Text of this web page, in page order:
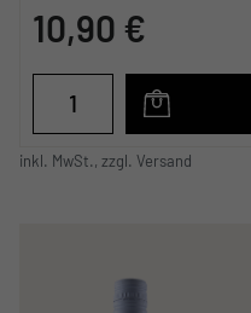
10,90 €
inkl. MwSt., zzgl. Versand